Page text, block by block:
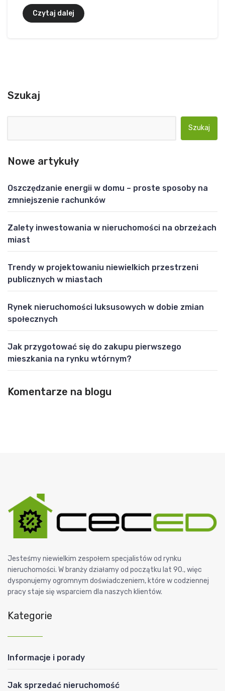
Czytaj dalej
Szukaj
Nowe artykuły
Oszczędzanie energii w domu – proste sposoby na
zmniejszenie rachunków
Zalety inwestowania w nieruchomości na obrzeżach
miast
Trendy w projektowaniu niewielkich przestrzeni
publicznych w miastach
Rynek nieruchomości luksusowych w dobie zmian
społecznych
Jak przygotować się do zakupu pierwszego
mieszkania na rynku wtórnym?
Komentarze na blogu
Jesteśmy niewielkim zespołem specjalistów od rynku
nieruchomości. W branży działamy od początku lat 90., więc
dysponujemy ogromnym doświadczeniem, które w codziennej
pracy staje się wsparciem dla naszych klientów.
Kategorie
Informacje i porady
Jak sprzedać nieruchomość